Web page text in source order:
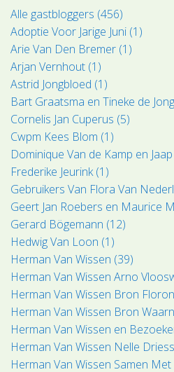
Alle gastbloggers (456)
Adoptie Voor Jarige Juni (1)
Arie Van Den Bremer (1)
Arjan Vernhout (1)
Astrid Jongbloed (1)
Bart Graatsma en Tineke de
Cornelis Jan Cuperus (5)
Cwpm Kees Blom (1)
Dominique Van de Kamp en
Frederike Jeurink (1)
Gebruikers Van Flora Van
Geert Jan Roebers en Maurice
Gerard Bögemann (12)
Hedwig Van Loon (1)
Herman Van Wissen (39)
Herman Van Wissen Arno
Herman Van Wissen Bron
Herman Van Wissen Bron
Herman Van Wissen en
Herman Van Wissen Nelle
Herman Van Wissen Samen